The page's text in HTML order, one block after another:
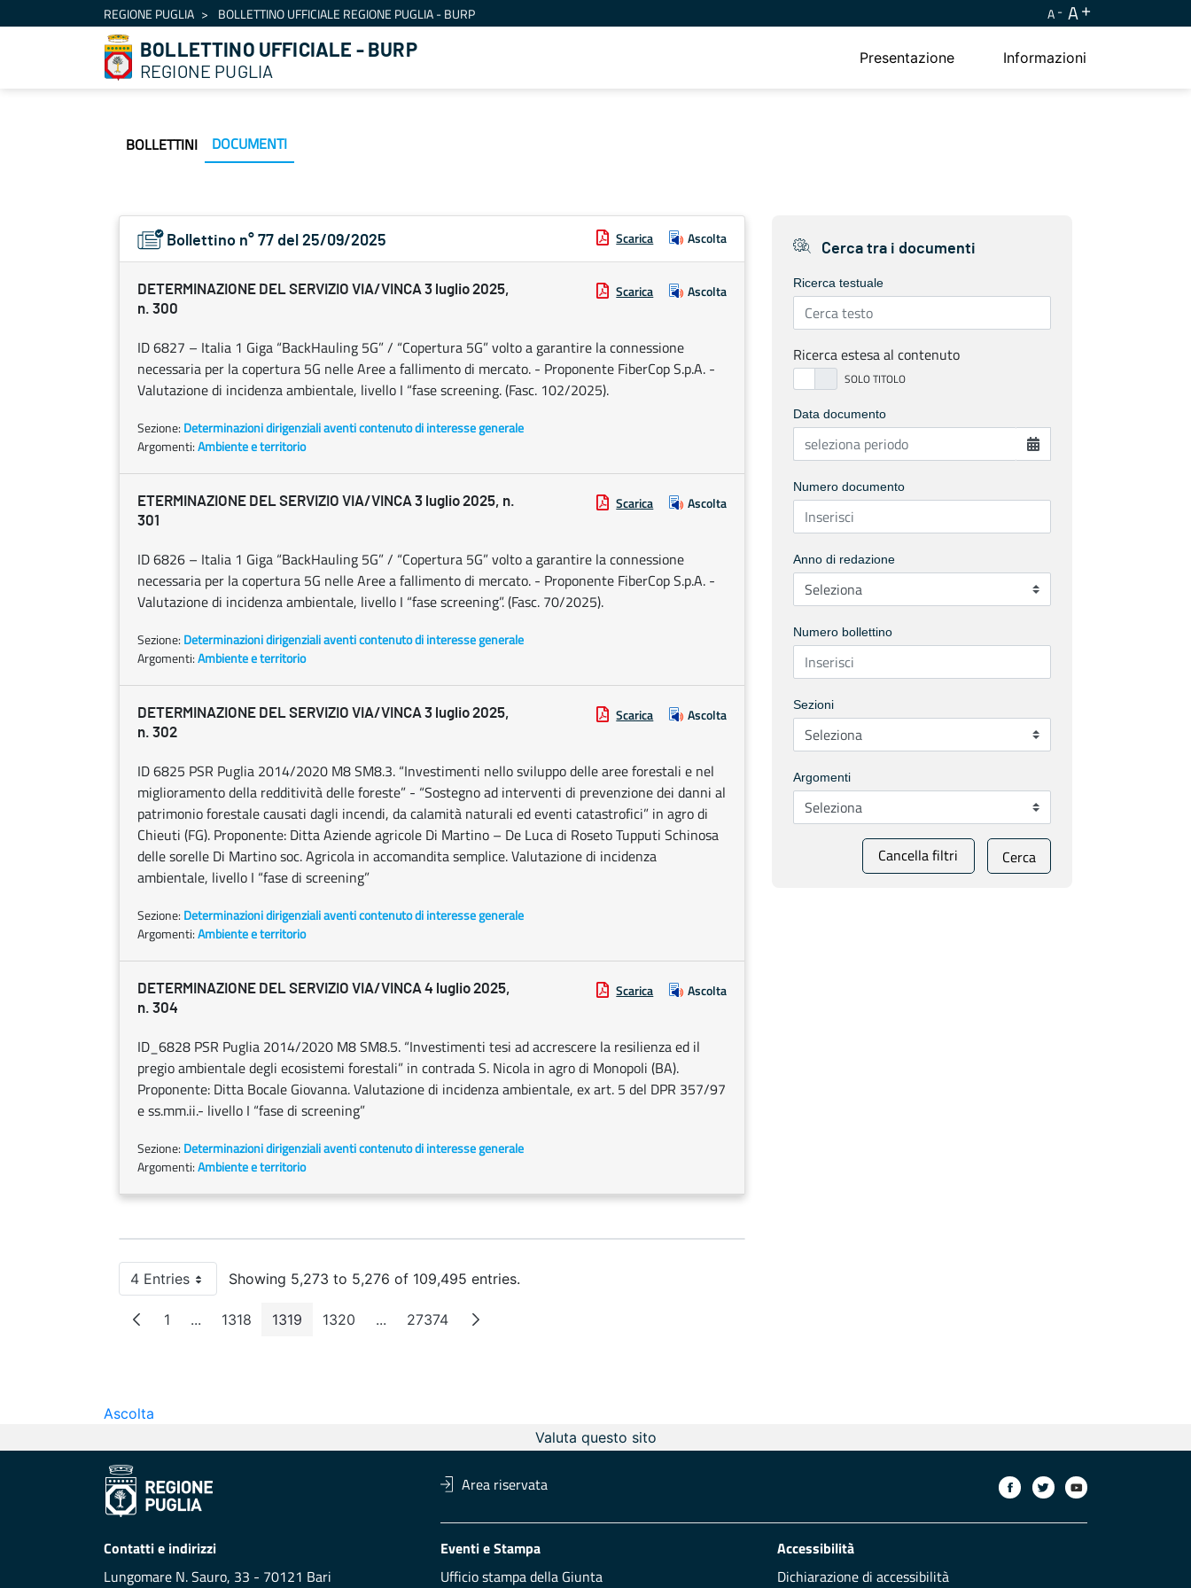
Skip to ContentREGIONE PUGLIA BOLLETTINO UFFICIALE REGIONE PUGLIA - BURP A A
BOLLETTINO UFFICIALE - BURP
REGIONE PUGLIA
Presentazione Informazioni
BOLLETTINI DOCUMENTI
Bollettino n° 77 del 25/09/2025 Scarica Ascolta
DETERMINAZIONE DEL SERVIZIO VIA/VINCA 3 luglio 2025,
n. 300
Scarica Ascolta
ID 6827 – Italia 1 Giga “BackHauling 5G” / “Copertura 5G” volto a garantire la connessione
necessaria per la copertura 5G nelle Aree a fallimento di mercato. - Proponente FiberCop S.p.A. -
Valutazione di incidenza ambientale, livello I “fase screening. (Fasc. 102/2025).
Sezione: Determinazioni dirigenziali aventi contenuto di interesse generale
Argomenti:Ambiente e territorio
ETERMINAZIONE DEL SERVIZIO VIA/VINCA 3 luglio 2025, n.
301
Scarica Ascolta
ID 6826 – Italia 1 Giga “BackHauling 5G” / “Copertura 5G” volto a garantire la connessione
necessaria per la copertura 5G nelle Aree a fallimento di mercato. - Proponente FiberCop S.p.A. -
Valutazione di incidenza ambientale, livello I “fase screening”. (Fasc. 70/2025).
Sezione: Determinazioni dirigenziali aventi contenuto di interesse generale
Argomenti:Ambiente e territorio
DETERMINAZIONE DEL SERVIZIO VIA/VINCA 3 luglio 2025,
n. 302
Scarica Ascolta
ID 6825 PSR Puglia 2014/2020 M8 SM8.3. “Investimenti nello sviluppo delle aree forestali e nel
miglioramento della redditività delle foreste” - “Sostegno ad interventi di prevenzione dei danni al
patrimonio forestale causati dagli incendi, da calamità naturali ed eventi catastrofici” in agro di
Chieuti (FG). Proponente: Ditta Aziende agricole Di Martino – De Luca di Roseto Tupputi Schinosa
delle sorelle Di Martino soc. Agricola in accomandita semplice. Valutazione di incidenza
ambientale, livello I “fase di screening”
Sezione: Determinazioni dirigenziali aventi contenuto di interesse generale
Argomenti:Ambiente e territorio
DETERMINAZIONE DEL SERVIZIO VIA/VINCA 4 luglio 2025,
n. 304
Scarica Ascolta
ID_6828 PSR Puglia 2014/2020 M8 SM8.5. “Investimenti tesi ad accrescere la resilienza ed il
pregio ambientale degli ecosistemi forestali” in contrada S. Nicola in agro di Monopoli (BA).
Proponente: Ditta Bocale Giovanna. Valutazione di incidenza ambientale, ex art. 5 del DPR 357/97
e ss.mm.ii.- livello I “fase di screening”
Sezione: Determinazioni dirigenziali aventi contenuto di interesse generale
Argomenti:Ambiente e territorio
4 EntriesPer PageShowing 5,273 to 5,276 of 109,495 entries.
Page
1 ...Intermediate Pages
Page
1318 Page
1319 Page
1320 ...Intermediate Pages
Page
27374
Cerca tra i documenti
Ricerca testuale
Ricerca estesa al contenuto
Data documento
Numero documento
Anno di redazione
Numero bollettino
Sezioni
Argomenti
Cancella filtri Cerca
Ascolta
Valuta questo sito
Area riservata
Contatti e indirizzi
Lungomare N. Sauro, 33 - 70121 Bari
Eventi e Stampa
Ufficio stampa della Giunta
Accessibilità
Dichiarazione di accessibilità